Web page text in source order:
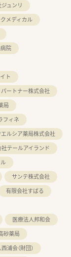
ュンリ
メディカル
院
ト
パートナー株式会社
局
フィネ
エルシア薬局株式会社
テールアイランド
サンテ株式会社
有限会社すばる
医療法人邦和会
砂薬局
浦会（財団）